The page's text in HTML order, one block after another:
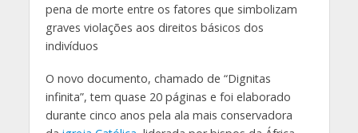
pena de morte entre os fatores que simbolizam
graves violações aos direitos básicos dos
indivíduos
O novo documento, chamado de “Dignitas
infinita”, tem quase 20 páginas e foi elaborado
durante cinco anos pela ala mais conservadora